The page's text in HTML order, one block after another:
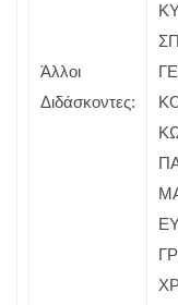
Άλλοι
Διδάσκοντες: